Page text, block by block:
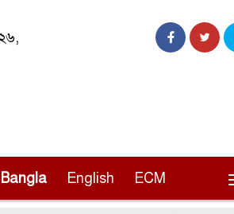
Bangla English ECM